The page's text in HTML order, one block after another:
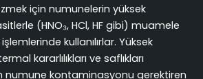
için numunelerin yüksek
(HNO₃, HCl, HF gibi) muamele
kullanılırlar. Yüksek
kararlılıkları ve saflıkları
numune kontaminasyonu gerektiren